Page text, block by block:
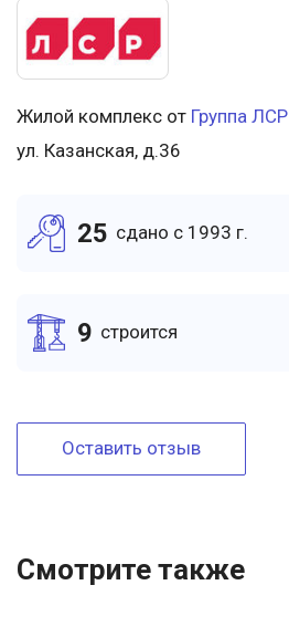
Жилой комплекс от Группа ЛСР
ул. Казанская, д.36
25 cдано c 1993 г.
9 cтроится
Оставить отзыв
Смотрите также